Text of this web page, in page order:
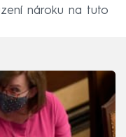
nároku na tuto